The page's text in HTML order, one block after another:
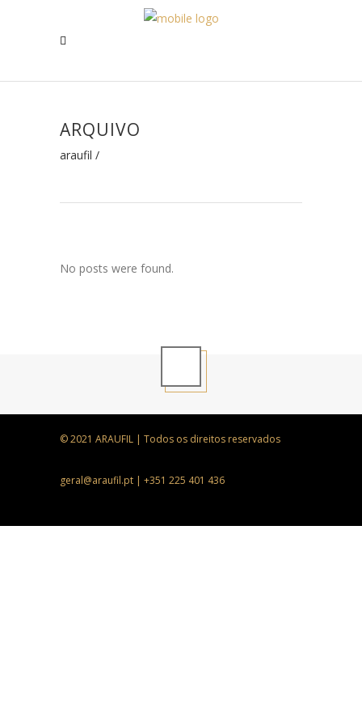
ARQUIVO
araufil /
No posts were found.
© 2021 ARAUFIL | Todos os direitos reservados
geral@araufil.pt | +351 225 401 436